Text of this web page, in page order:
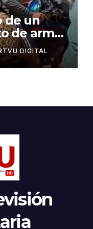
de un
de armas
DIGITAL